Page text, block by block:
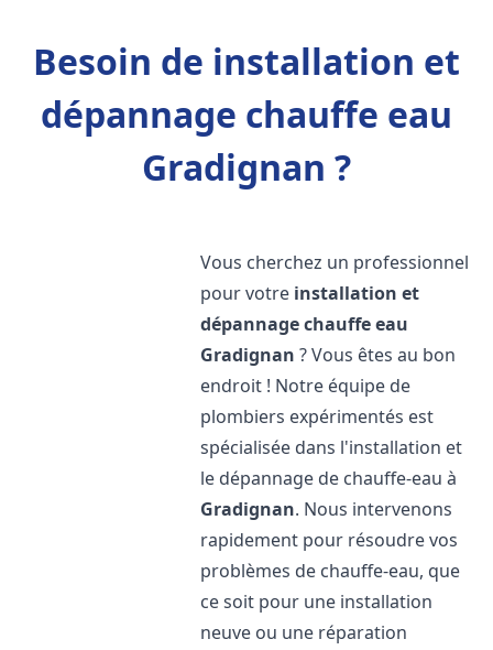
Besoin de installation et
dépannage chauffe eau
Gradignan ?
Vous cherchez un professionnel
pour votre installation et
dépannage chauffe eau
Gradignan ? Vous êtes au bon
endroit ! Notre équipe de
plombiers expérimentés est
spécialisée dans l'installation et
le dépannage de chauffe-eau à
Gradignan. Nous intervenons
rapidement pour résoudre vos
problèmes de chauffe-eau, que
ce soit pour une installation
neuve ou une réparation